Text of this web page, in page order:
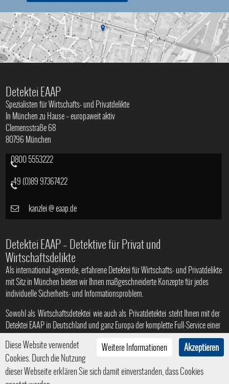
Detektei EAAP
Spezialisten für Wirtschafts- und Privatdelikte
In München zu Hause – europaweit aktiv
Clemensstraße 68
80796 München
0800 5553222
+49 (0)89 97367422
kanzlei@eaap.de
Detektei EAAP – Detektive für Privat und
Wirtschaftsdelikte
Als international agierende, erfahrene Detektei für Wirtschafts- und Privatdelikte
mit Sitz in München bieten wir Ihnen maßgeschneiderte Konzepte für jedes
individuelle Sicherheits- und Informationsproblem.
Sowohl als Wirtschaftsdetektei wie auch als Privatdetektei steht Ihnen mit der
Detektei EAAP in Deutschland und ganz Europa der komplette Full-Service einer
Profi-Agentur zur Verfügung
© 2008 - 2026Privat- und Wirtschaftsdetektei in München|HTML5 |CSS3| Ein Service der Internetagentur
Weitere Informationen Akzeptieren
Diese Website verwendet
Cookies. Durch die Nutzung
dieser Webseite erklären Sie sich damit einverstanden, dass Cookies